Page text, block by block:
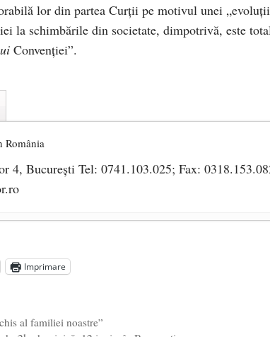
lor din partea Curții pe motivul unei
la schimbările din societate, dimpotrivă, este
Convenției”.
4, București Tel: 0741.103.025; Fax:
pună România sub steagul curcubeului
COMUNISMUL FEMINIST
2019
Imprimare
al familiei noastre”